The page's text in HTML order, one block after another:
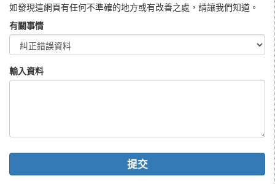
如發現這網頁有任何不準確的地方或有改善之處，請讓我們知道。
有關事情
輸入資料
提交